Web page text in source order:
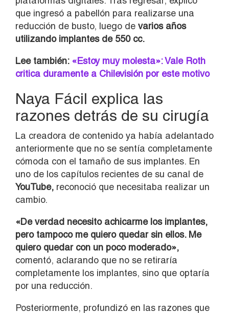
que ingresó a pabellón para realizarse una
reducción de busto, luego de varios años
utilizando implantes de 550 cc.
Lee también: «Estoy muy molesta»: Vale Roth
critica duramente a Chilevisión por este motivo
Naya Fácil explica las
razones detrás de su cirugía
La creadora de contenido ya había adelantado
anteriormente que no se sentía completamente
cómoda con el tamaño de sus implantes. En
uno de los capítulos recientes de su canal de
YouTube, reconoció que necesitaba realizar un
cambio.
«De verdad necesito achicarme los implantes,
pero tampoco me quiero quedar sin ellos. Me
quiero quedar con un poco moderado»,
comentó, aclarando que no se retiraría
completamente los implantes, sino que optaría
por una reducción.
Posteriormente, profundizó en las razones que